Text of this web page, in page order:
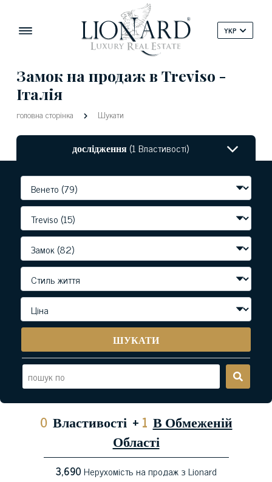
YKP
Замок на продаж в Treviso -
Італія
головна сторінка Шукати
дослідження(1 Властивості)
ШУКАТИ
0 Властивості + 1 В Обмеженій
Області
3,690Нерухомість на продаж з Lionard